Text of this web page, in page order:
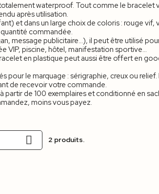
waterproof. Tout comme le bracelet
après utilisation.
et dans un large choix de coloris : rouge vif,
commandée.
message publicitaire…), il peut être utilisé
VIP, piscine, hôtel, manifestation sportive...
en plastique peut aussi être offert en
pour le marquage : sérigraphie, creux ou
de recevoir votre commande.
de 100 exemplaires et conditionné en
moins vous payez.
 2 produits.